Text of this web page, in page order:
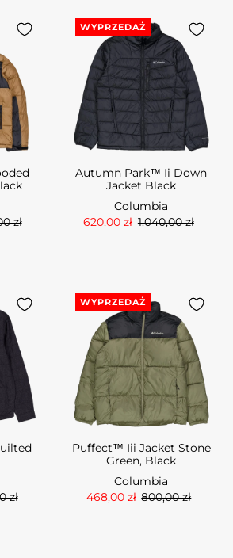
zł
WYPRZEDAŻ
Autumn Park™ Ii Down
Jacket Black
Columbia
620,00 zł 1.040,00 zł
zł
WYPRZEDAŻ
Puffect™ Iii Jacket Stone
Green, Black
Columbia
468,00 zł 800,00 zł